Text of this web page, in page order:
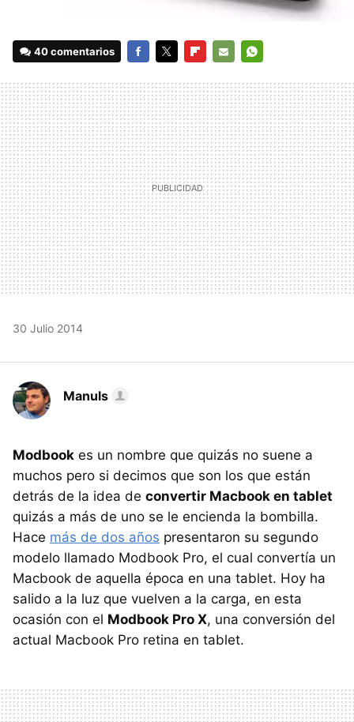
40 comentarios
MAIL
30 Julio 2014
Manuls
Modbook es un nombre que quizás no suene a
muchos pero si decimos que son los que están
detrás de la idea de convertir Macbook en tablet
quizás a más de uno se le encienda la bombilla.
Hace más de dos años presentaron su segundo
modelo llamado Modbook Pro, el cual convertía un
Macbook de aquella época en una tablet. Hoy ha
salido a la luz que vuelven a la carga, en esta
ocasión con el Modbook Pro X, una conversión del
actual Macbook Pro retina en tablet.